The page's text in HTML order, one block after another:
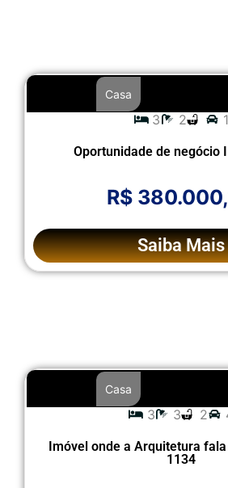
Casa
3 2 1
Oportunidade de negócio
R$
Saiba Mais
Casa
3 3 2
Imóvel onde a Arquitetura
1134